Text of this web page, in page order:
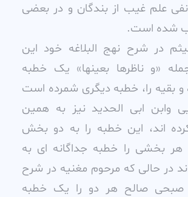
علم غيب از بندگان و در بعضى
شده است.
در شرح نهج البلاغه خود اين
«و ناظرها بعينها» يک خطبه
بقيه را، خطبه ديگرى شمرده است
وابن ابى الحديد نيز به همين
اند، اين خطبه را به دو بخش
هر بخشى را خطبه جداگانه اى به
در حالى که مرحوم مغنيه در شرح
صالح هر دو را يک خطبه